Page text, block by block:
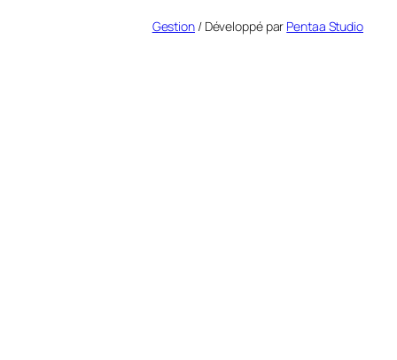
Gestion/ Développé par Pentaa Studio